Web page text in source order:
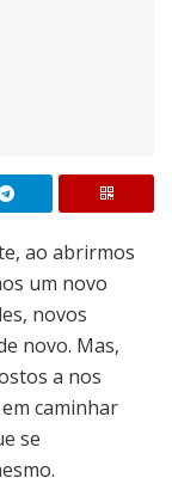
ao abrirmos
um novo
novos
novo. Mas,
a nos
caminhar
se